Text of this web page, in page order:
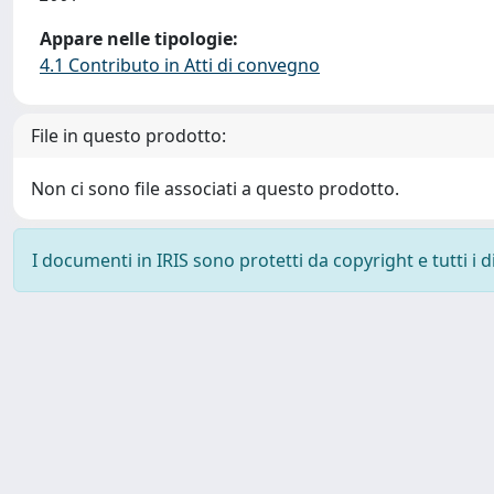
Appare nelle tipologie:
4.1 Contributo in Atti di convegno
File in questo prodotto:
Non ci sono file associati a questo prodotto.
I documenti in IRIS sono protetti da copyright e tutti i